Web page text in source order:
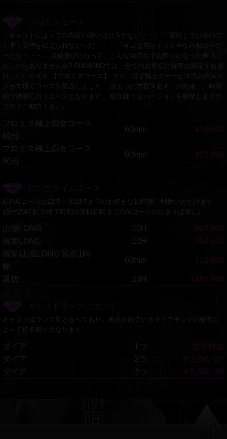
プロミスコース
「キャストによっての内容の違いは仕方がない・・」 「緊張しているので
上手く要望を伝えられなかった・・」 「今日は何かイマイチな内容の子だ
ったな・・・」 風俗遊びに行って、こんな気持ちでお帰りになった事 もし
かしたらありませんか? DIAMONDでは、全てのお客様に確実な満足をお届
けしたいと考え 【プロミスコース】 そう。必ず極上のサービスのお約束を
させて頂くコースを新設しました。 決まった内容を必ず「お約束」、時間
内で確実に行うコースとなります。 順次様々なバージョンを解禁しますの
で乞うご期待下さい。
プロミス極上痴女コース
60分
60min ¥18,000
プロミス極上痴女コース
90分
90min ¥23,000
ロングタイムコース
LONGコースは22時～翌10時までのお好きな10時間ご利用いただけます。
(受付26時まで/終了時刻は翌日10時まで/SMコースの泊まりは無し)
出張LONG 10H
¥47,000
個室LONG
10H
¥52,000
個室/出張LONG 延長1時
60min ¥12,000
貸切 24H ¥102,000
キャストランクについて
キャストはランク制となっており、表示されているダイアモンドの個数に
よって指名料が異なります。
ダイア 1つ
通常料金
ダイア
2つ
￥2,000 UP
ダイア
3つ ￥5,000 UP